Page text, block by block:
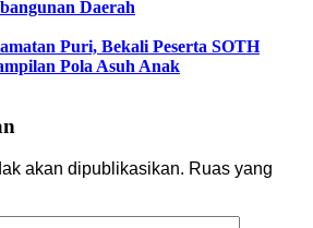
Daerah
Puri, Bekali Peserta SOTH
Pola Asuh Anak
akan dipublikasikan. Ruas yang